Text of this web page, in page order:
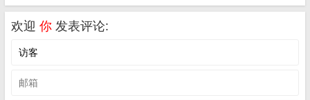
欢迎 你 发表评论: